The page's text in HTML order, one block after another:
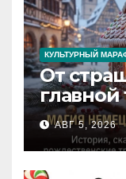
КУЛЬТУРНЫЙ
От
домика!
АВГ 5, 2026